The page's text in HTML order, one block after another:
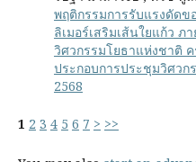
พฤติกรรมการรับแรงดัดข
ลิเมอร์เสริมเส้นใยแก้ว
วิศวกรรมโยธาแห่งชาติ ค
ประกอบการประชุมวิศวก
2568
1 2 3 4 5 6 7 > >>